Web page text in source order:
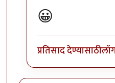
😀
प्रतिसाद देण्यासाठी